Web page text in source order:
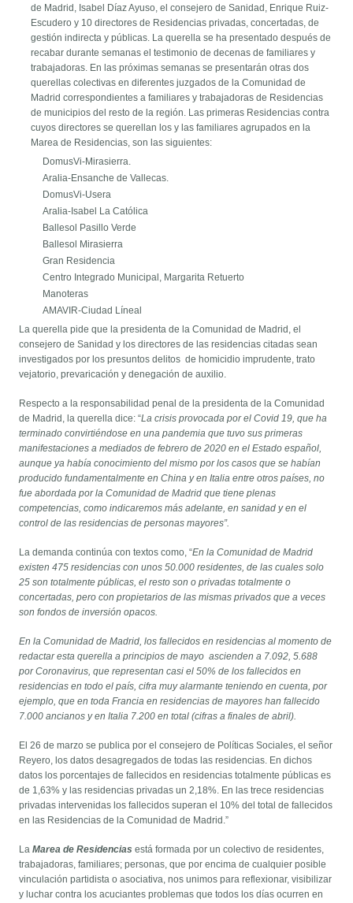
de Madrid, Isabel Díaz Ayuso, el consejero de Sanidad, Enrique Ruiz-
Escudero y 10 directores de Residencias privadas, concertadas, de
gestión indirecta y públicas. La querella se ha presentado después de
recabar durante semanas el testimonio de decenas de familiares y
trabajadoras. En las próximas semanas se presentarán otras dos
querellas colectivas en diferentes juzgados de la Comunidad de
Madrid correspondientes a familiares y trabajadoras de Residencias
de municipios del resto de la región. Las primeras Residencias contra
cuyos directores se querellan los y las familiares agrupados en la
Marea de Residencias, son las siguientes:
DomusVi-Mirasierra.
Aralia-Ensanche de Vallecas.
DomusVi-Usera
Aralia-Isabel La Católica
Ballesol Pasillo Verde
Ballesol Mirasierra
Gran Residencia
Centro Integrado Municipal, Margarita Retuerto
Manoteras
AMAVIR-Ciudad Líneal
La querella pide que la presidenta de la Comunidad de Madrid, el
consejero de Sanidad y los directores de las residencias citadas sean
investigados por los presuntos delitos de homicidio imprudente, trato
vejatorio, prevaricación y denegación de auxilio.
Respecto a la responsabilidad penal de la presidenta de la Comunidad
de Madrid, la querella dice: “La crisis provocada por el Covid 19, que ha
terminado convirtiéndose en una pandemia que tuvo sus primeras
manifestaciones a mediados de febrero de 2020 en el Estado español,
aunque ya había conocimiento del mismo por los casos que se habían
producido fundamentalmente en China y en Italia entre otros países, no
fue abordada por la Comunidad de Madrid que tiene plenas
competencias, como indicaremos más adelante, en sanidad y en el
control de las residencias de personas mayores”.
La demanda continúa con textos como, “En la Comunidad de Madrid
existen 475 residencias con unos 50.000 residentes, de las cuales solo
25 son totalmente públicas, el resto son o privadas totalmente o
concertadas, pero con propietarios de las mismas privados que a veces
son fondos de inversión opacos.
En la Comunidad de Madrid, los fallecidos en residencias al momento de
redactar esta querella a principios de mayo ascienden a 7.092, 5.688
por Coronavirus, que representan casi el 50% de los fallecidos en
residencias en todo el país, cifra muy alarmante teniendo en cuenta, por
ejemplo, que en toda Francia en residencias de mayores han fallecido
7.000 ancianos y en Italia 7.200 en total (cifras a finales de abril).
El 26 de marzo se publica por el consejero de Políticas Sociales, el señor
Reyero, los datos desagregados de todas las residencias. En dichos
datos los porcentajes de fallecidos en residencias totalmente públicas es
de 1,63% y las residencias privadas un 2,18%. En las trece residencias
privadas intervenidas los fallecidos superan el 10% del total de fallecidos
en las Residencias de la Comunidad de Madrid.”
LaMarea de Residencias está formada por un colectivo de residentes,
trabajadoras, familiares; personas, que por encima de cualquier posible
vinculación partidista o asociativa, nos unimos para reflexionar, visibilizar
y luchar contra los acuciantes problemas que todos los días ocurren en